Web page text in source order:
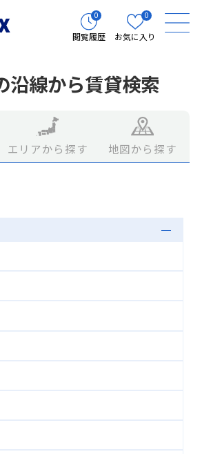
0
閲覧履歴
0
お気に入り
沿線から賃貸検索
エリアから探す 地図から探す